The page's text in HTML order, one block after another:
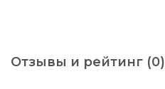
Отзывы и рейтинг (0)